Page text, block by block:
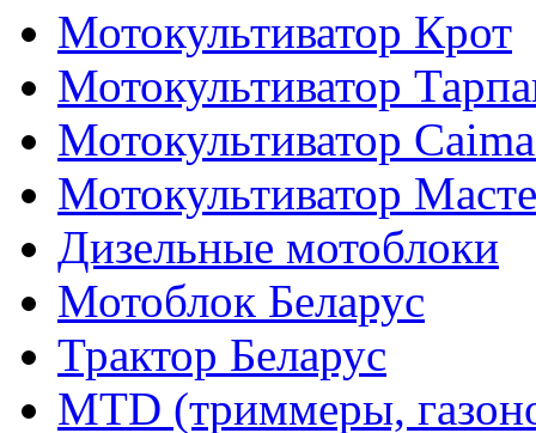
Мотокультиватор Крот
Мотокультиватор
Мотокультиватор
Мотокультиватор
Дизельные мотоблоки
Мотоблок Беларус
Трактор Беларус
MTD (триммеры,